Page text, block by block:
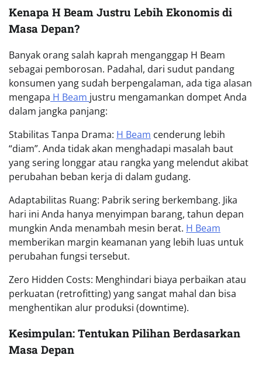
Kenapa H Beam Justru Lebih Ekonomis di
Masa Depan?
Banyak orang salah kaprah menganggap H Beam
sebagai pemborosan. Padahal, dari sudut pandang
konsumen yang sudah berpengalaman, ada tiga alasan
mengapa H Beam justru mengamankan dompet Anda
dalam jangka panjang:
Stabilitas Tanpa Drama: H Beam cenderung lebih
“diam”. Anda tidak akan menghadapi masalah baut
yang sering longgar atau rangka yang melendut akibat
perubahan beban kerja di dalam gudang.
Adaptabilitas Ruang: Pabrik sering berkembang. Jika
hari ini Anda hanya menyimpan barang, tahun depan
mungkin Anda menambah mesin berat. H Beam
memberikan margin keamanan yang lebih luas untuk
perubahan fungsi tersebut.
Zero Hidden Costs: Menghindari biaya perbaikan atau
perkuatan (retrofitting) yang sangat mahal dan bisa
menghentikan alur produksi (downtime).
Kesimpulan: Tentukan Pilihan Berdasarkan
Masa Depan